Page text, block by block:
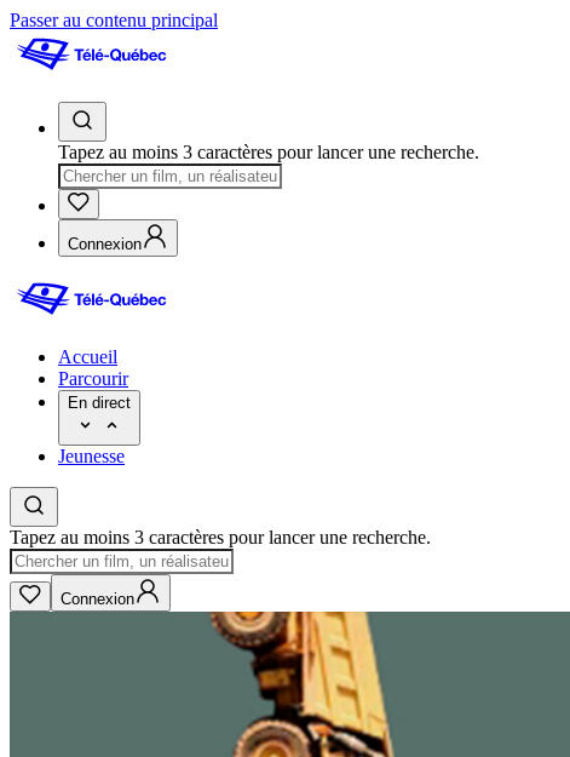
Passer au contenu principal
Tapez au moins 3 caractères pour lancer une recherche.
Connexion
Accueil
Parcourir
En direct
Jeunesse
Tapez au moins 3 caractères pour lancer une recherche.
Connexion